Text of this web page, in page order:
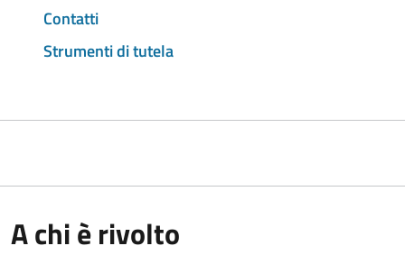
Contatti
Strumenti di tutela
A chi è rivolto